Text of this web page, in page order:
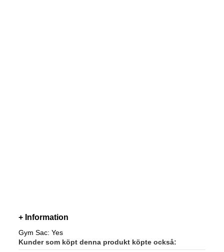
+ Information
Gym Sac: Yes
Kunder som köpt denna produkt köpte också: